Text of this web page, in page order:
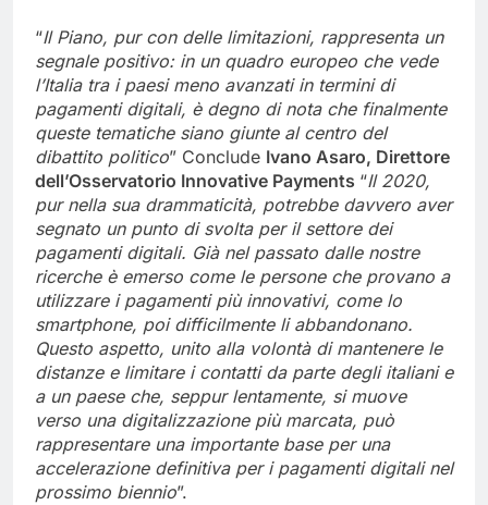
“Il Piano, pur con delle limitazioni, rappresenta un
segnale positivo: in un quadro europeo che vede
l’Italia tra i paesi meno avanzati in termini di
pagamenti digitali, è degno di nota che finalmente
queste tematiche siano giunte al centro del
dibattito politico” Conclude Ivano Asaro, Direttore
dell’Osservatorio Innovative Payments “Il 2020,
pur nella sua drammaticità, potrebbe davvero aver
segnato un punto di svolta per il settore dei
pagamenti digitali. Già nel passato dalle nostre
ricerche è emerso come le persone che provano a
utilizzare i pagamenti più innovativi, come lo
smartphone, poi difficilmente li abbandonano.
Questo aspetto, unito alla volontà di mantenere le
distanze e limitare i contatti da parte degli italiani e
a un paese che, seppur lentamente, si muove
verso una digitalizzazione più marcata, può
rappresentare una importante base per una
accelerazione definitiva per i pagamenti digitali nel
prossimo biennio”.